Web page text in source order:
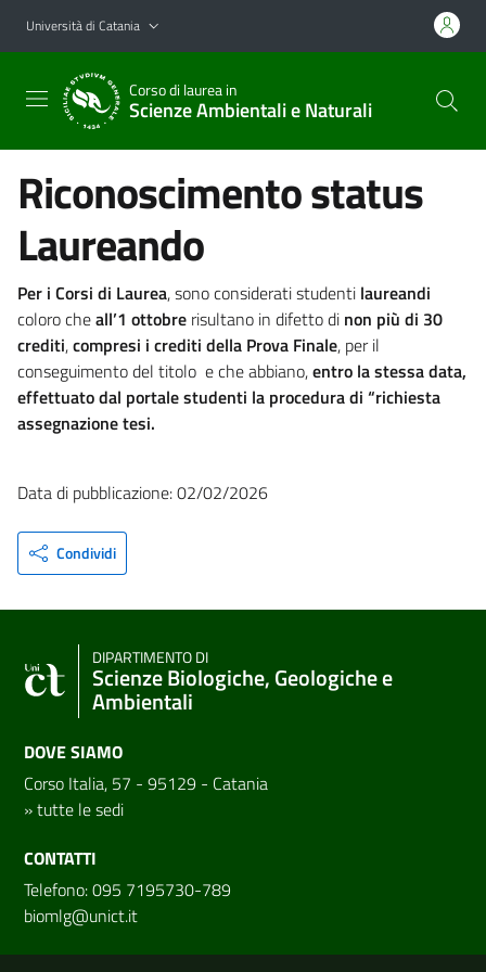
Vai al contenuto principale
Vai al menu di navigazione
Università di Catania
Corso di laurea in
Scienze Ambientali e Naturali
Riconoscimento status
Laureando
Per i Corsi di Laurea, sono considerati studenti laureandi
coloro cheall’1 ottobre risultano in difetto di non più di 30
crediti,compresi i crediti della Prova Finale, per il
conseguimento del titolo e che abbiano,entro la stessa data,
effettuato dal portale studenti la procedura di “richiesta
assegnazione tesi.
Data di pubblicazione: 02/02/2026
Condividi
DIPARTIMENTO DI
Scienze Biologiche, Geologiche e
Ambientali
DOVE SIAMO
Corso Italia, 57 - 95129 - Catania
»tutte le sedi
CONTATTI
Telefono: 095 7195730-789
biomlg@unict.it